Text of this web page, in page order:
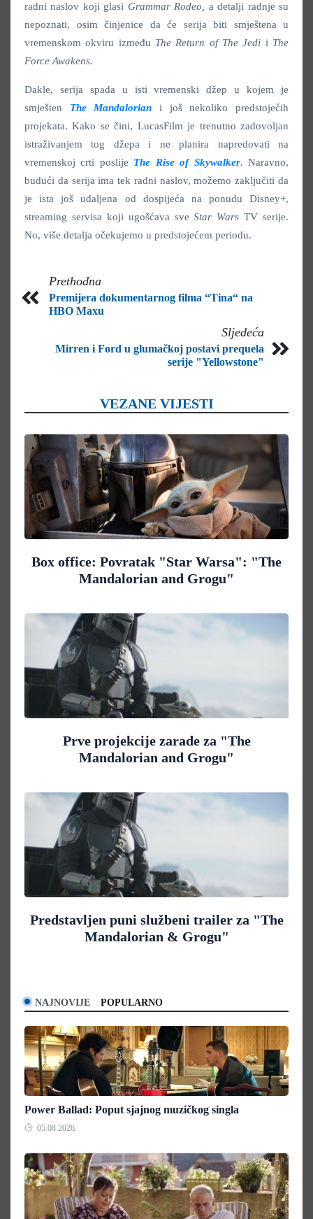
radni naslov koji glasi Grammar Rodeo, a detalji radnje su
nepoznati, osim činjenice da će serija biti smještena u
vremenskom okviru između The Return of The Jedi i The
Force Awakens.
Dakle, serija spada u isti vremenski džep u kojem je
smješten The Mandalorian
i još nekoliko predstojećih
projekata. Kako se čini, LucasFilm je trenutno zadovoljan
istraživanjem tog džepa i ne planira napredovati na
vremenskoj crti poslije The Rise of Skywalker.Naravno,
budući da serija ima tek radni naslov, možemo zaključiti da
je ista još udaljena od dospijeća na ponudu Disney+,
streaming servisa koji ugošćava sveStar WarsTV serije.
No, više detalja očekujemo u predstojećem periodu.
Prethodna
Premijera dokumentarnog filma “Tina“ na
HBO Maxu
Sljedeća
Mirren i Ford u glumačkoj postavi prequela
serije "Yellowstone"
VEZANE VIJESTI
Box office: Povratak "Star Warsa": "The
Mandalorian and Grogu"
Prve projekcije zarade za "The
Mandalorian and Grogu"
Predstavljen puni službeni trailer za "The
Mandalorian & Grogu"
NAJNOVIJE POPULARNO
Power Ballad: Poput sjajnog muzičkog singla
05.08.2026.